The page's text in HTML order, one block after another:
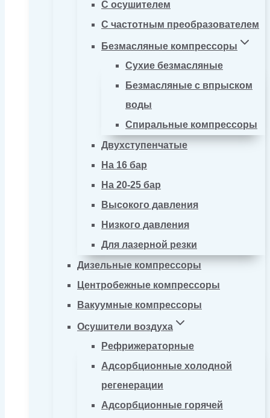
С осушителем
С частотным преобразователем
Безмасляные компрессоры
Сухие безмасляные
Безмасляные с впрыском
воды
Спиральные компрессоры
Двухступенчатые
На 16 бар
На 20-25 бар
Высокого давления
Низкого давления
Для лазерной резки
Дизельные компрессоры
Центробежные компрессоры
Вакуумные компрессоры
Осушители воздуха
Рефрижераторные
Адсорбционные холодной
регенерации
Адсорбционные горячей